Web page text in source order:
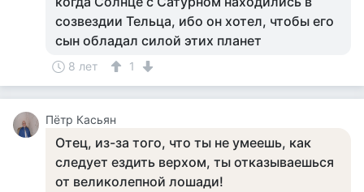
созвездии Тельца, ибо он хотел, чтобы его
сын обладал силой этих планет
8 лет 1
Пётр Касьян
Отец, из-за того, что ты не умеешь, как
следует ездить верхом, ты отказываешься
от великолепной лошади!